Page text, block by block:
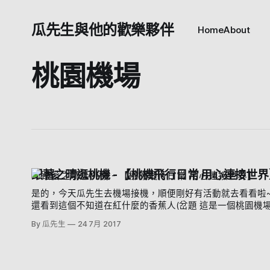
瓜先生與他的歡樂夥伴 HomeAbout
桃園機場
跟著之晴逛桃機 - 【桃機飛行日常 用心連接世
是的，今天瓜先生去機場接機，順便剛好有活動就去看看啦~ 因為要接從沖繩玩回來的瓜弟的關係，就到機場拜訪一下太陽王SunnyMa
還看到這個不知道在紅什麼的香蕉人(岔題 這是一個桃園機場舉辦的活動 活動官網點我 辦在第二航廈的入境大廳，義美攤位的對面 看到一
個橘色的貨櫃就是他了 好的，那我們現場交給在現場的歡樂夥伴 太陽王(紅箭頭處) 總之呢，就是介紹桃園機場的工作人員的一個活動喔 每
天有限量的免費轉蛋可以轉 有T-shirt，還有明信片啊筆記本磁鐵之類的 聽說這位是主角Fun先生 (我一直聽成方先生) 現場還有VR跟平板讓
By 瓜先生 24 7月 2017